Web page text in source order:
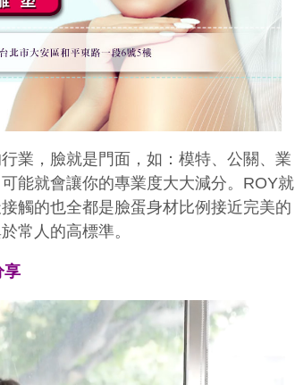
業，臉就是門面，如：模特、公關、業
能就會讓你的專業度大大減分。 ROY就
觸的也全都是臉蛋身材比例接近完美的
常人的高標準。
享